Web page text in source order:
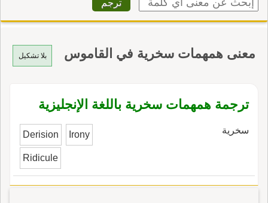
بلا تشكيل معنى همهمات سخرية في القاموس
ترجمة همهمات سخرية باللغة الإنجليزية
سخرية Derision Irony
Ridicule